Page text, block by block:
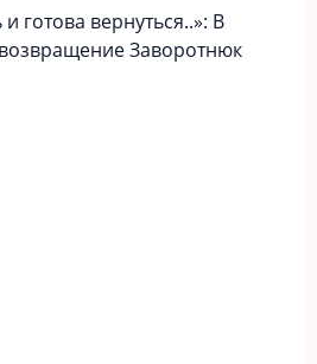
готова вернуться..»: В
Заворотнюк